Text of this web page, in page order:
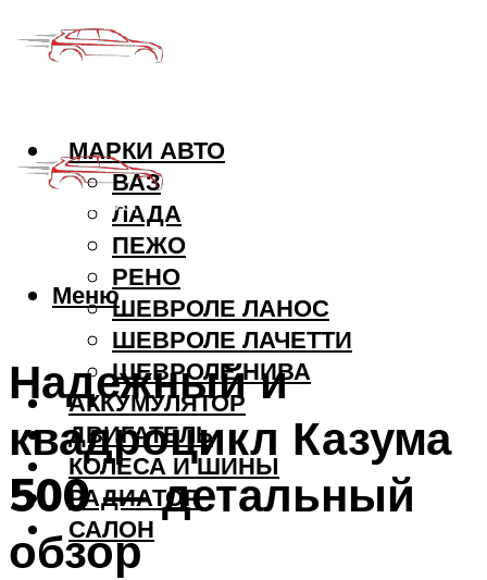
МАРКИ АВТО
ВАЗ
ЛАДА
ПЕЖО
РЕНО
ШЕВРОЛЕ ЛАНОС
ШЕВРОЛЕ ЛАЧЕТТИ
ШЕВРОЛЕ НИВА
АККУМУЛЯТОР
ДВИГАТЕЛЬ
КОЛЕСА И ШИНЫ
РАДИАТОР
САЛОН
Меню
Надежный и
квадроцикл Казума
500 — детальный
обзор